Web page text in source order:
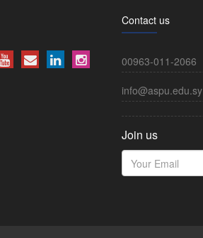
Contact us
00963-011-2066
info@aspu.edu.sy
Join us